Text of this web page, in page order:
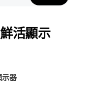
活顯示
示器